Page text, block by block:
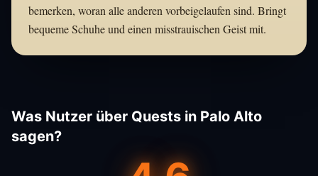
bemerken, woran alle anderen vorbeigelaufen sind. Bringt
bequeme Schuhe und einen misstrauischen Geist mit.
Was Nutzer über Quests in Palo Alto
sagen?